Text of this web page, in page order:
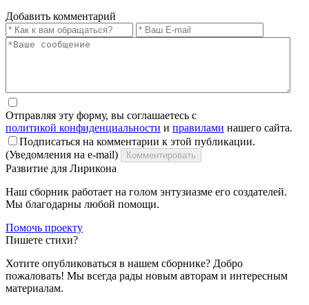
Добавить комментарий
Отправляя эту форму, вы соглашаетесь с
политикой конфиденциальности и правилами нашего сайта.
Подписаться на комментарии к этой публикации.
(Уведомления на e-mail)
Комментировать
Развитие для Лирикона
Наш сборник работает на голом энтузиазме его создателей.
Мы благодарны любой помощи.
Помочь проекту
Пишете стихи?
Хотите опубликоваться в нашем сборнике? Добро
пожаловать! Мы всегда рады новым авторам и интересным
материалам.